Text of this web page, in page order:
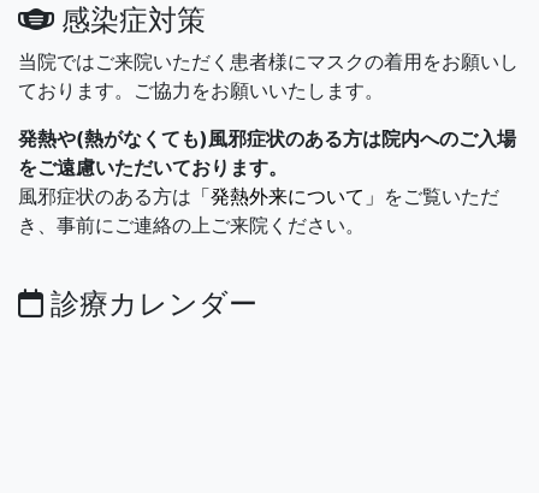
感染症対策
当院ではご来院いただく患者様にマスクの着用をお願いし
ております。ご協力をお願いいたします。
発熱や(熱がなくても)風邪症状のある方は院内へのご入場
をご遠慮いただいております。
風邪症状のある方は 「発熱外来について」 をご覧いただ
き、事前にご連絡の上ご来院ください。
診療カレンダー